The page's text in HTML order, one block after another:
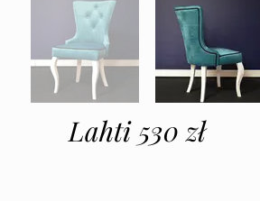
Lahti 530 zł